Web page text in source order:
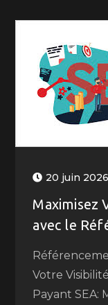
20 juin 2026
Maximisez
avec le
Votre
Payant SEA: